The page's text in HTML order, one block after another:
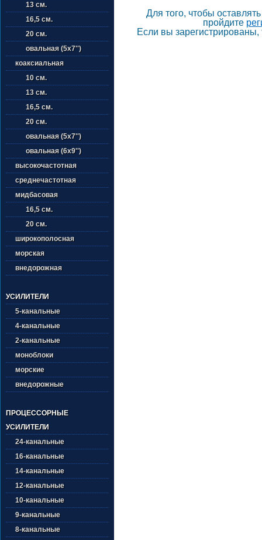
13 см.
16,5 см.
20 см.
овальная (5х7'')
коаксиальная
10 см.
13 см.
16,5 см.
20 см.
овальная (5х7'')
овальная (6х9'')
высокочастотная
среднечастотная
мидбасовая
16,5 см.
20 см.
широкополосная
морская
внедорожная
УСИЛИТЕЛИ
5-канальные
4-канальные
2-канальные
моноблоки
морские
внедорожные
ПРОЦЕССОРНЫЕ
УСИЛИТЕЛИ
24-канальные
16-канальные
14-канальные
12-канальные
10-канальные
9-канальные
8-канальные
Для того, чтобы
пройдите
Если вы